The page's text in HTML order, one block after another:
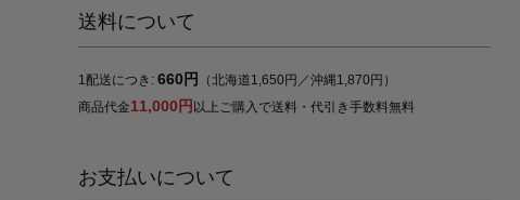
送料について
1配送につき: 660円
（北海道1,650円／沖縄1,870円）
商品代金11,000円 以上ご購入で送料・代引き手数料無料
お支払いについて